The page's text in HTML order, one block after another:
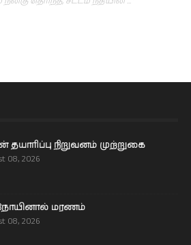
தயாரிப்பு நிறுவனம் முற்றுகை
08, 2026
நோயினால் மரணம்
08, 2026